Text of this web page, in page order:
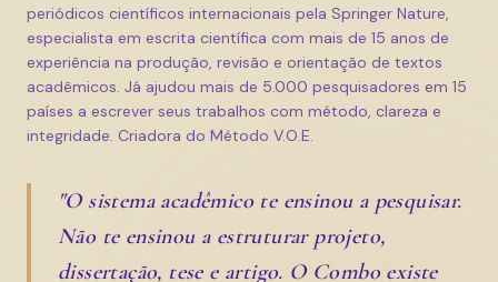
periódicos científicos internacionais pela Springer Nature,
especialista em escrita científica com mais de 15 anos de
experiência na produção, revisão e orientação de textos
acadêmicos. Já ajudou mais de 5.000 pesquisadores em 15
países a escrever seus trabalhos com método, clareza e
integridade. Criadora do Método V.O.E.
"O sistema acadêmico te ensinou a pesquisar.
Não te ensinou a estruturar projeto,
dissertação, tese e artigo. O Combo existe